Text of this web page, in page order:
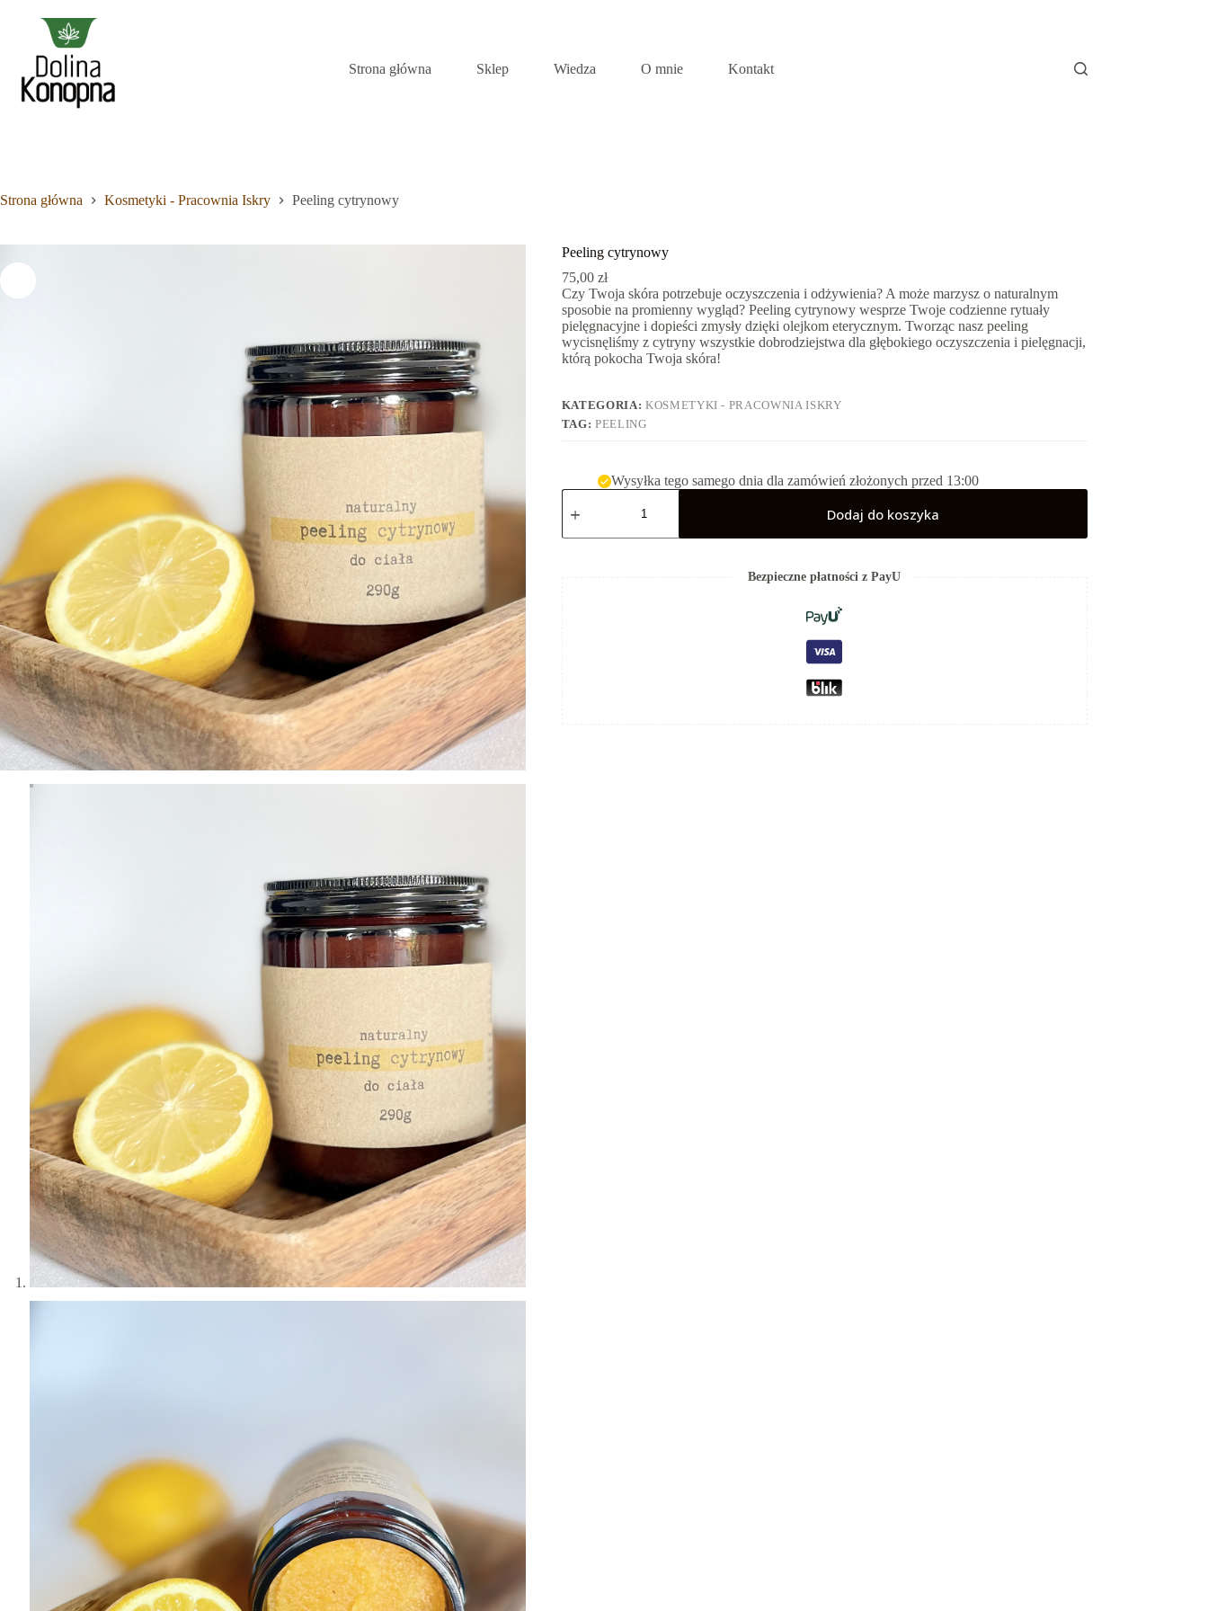
Brak
Strona główna Sklep Wiedza O mnie Kontakt
Strona główna Kosmetyki - Pracownia Iskry Peeling cytrynowy
Peeling cytrynowy
75,00 zł
Czy Twoja skóra potrzebuje oczyszczenia i odżywienia? A może marzysz o naturalnym
sposobie na promienny wygląd? Peeling cytrynowy wesprze Twoje codzienne rytuały
pielęgnacyjne i dopieści zmysły dzięki olejkom eterycznym. Tworząc nasz peeling
wycisnęliśmy z cytryny wszystkie dobrodziejstwa dla głębokiego oczyszczenia i pielęgnacji,
którą pokocha Twoja skóra!
KATEGORIA: KOSMETYKI - PRACOWNIA ISKRY
TAG:PEELING
Wysyłka tego samego dnia dla zamówień złożonych przed 13:00
ilość
Peeling
Dodaj do koszyka
Bezpieczne płatności z PayU